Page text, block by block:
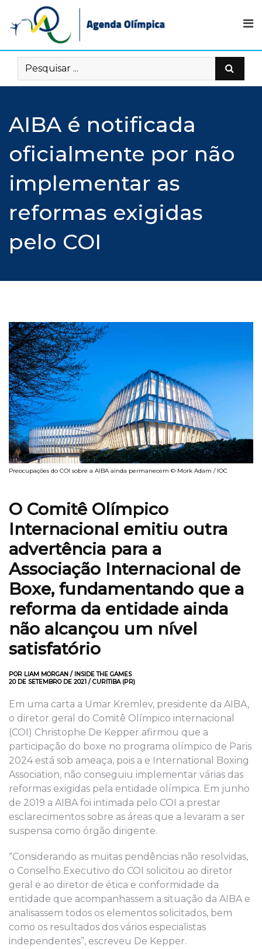
content
AIBA é notificada
oficialmente por não
implementar as
reformas exigidas
pelo COI
Preocupações do COI sobre a AIBA ainda permanecem © Mork Adam / IOC
O Comitê Olímpico
Internacional emitiu outra
advertência para a
Associação Internacional de
Boxe, fundamentando que a
reforma da entidade ainda
não alcançou um nível
satisfatório
POR LIAM MORGAN / INSIDE THE GAMES
20 DE SETEMBRO DE 2021 / CURITIBA (PR)
Em uma carta a Umar Kremlev, presidente da AIBA,
o diretor geral do Comitê Olímpico internacional
(COI) Christophe De Kepper afirmou que a
participação do boxe no programa olímpico de Paris
2024 está sob ameaça, pois a e International Boxing
Association, não conseguiu implementar várias das
reformas exigidas pela entidade olímpica. Em junho
de 2019 a AIBA foi intimada pelo COI a prestar
esclarecimentos sobre as áreas que a levaram a ser
suspensa como órgão dirigente.
“Considerando as muitas pendências não resolvidas,
o Conselho Executivo do COI solicitou ao diretor
geral e ao diretor de ética e conformidade da
entidade que acompanhassem a situação da AIBA e
analisassem todos os elementos solicitados, bem
como os resultados dos vários especialistas
independentes”, escreveu De Kepper.